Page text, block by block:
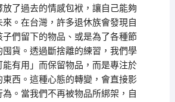
放了過去的情感包袱，讓自己能夠
。在台灣，許多退休族會發現自
子們留下的物品、或是為了各種節
囤貨。透過斷捨離的練習，我們學
有用」而保留物品，而是專注於
東西。這種心態的轉變，會直接影
。當我們不再被物品所綁架，自